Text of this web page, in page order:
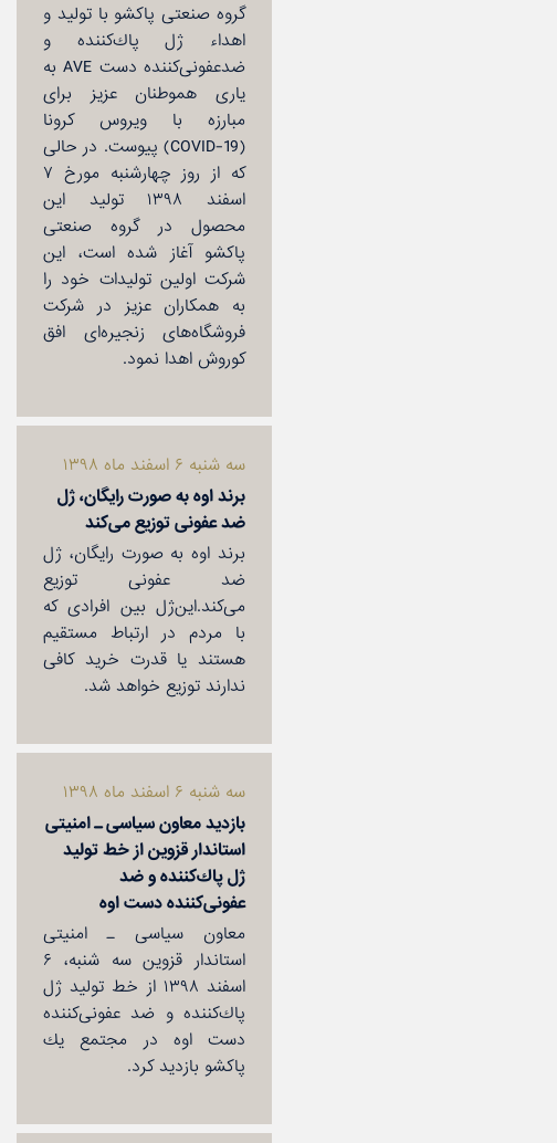
گروه صنعتی پاكشو با تولید و
اهداء ژل پاك‌كننده و
ضدعفونی‌كننده دست AVE به
یاری هموطنان عزیز برای
مبارزه با ویروس كرونا
(COVID-19) پیوست. در حالی
كه از روز چهارشنبه مورخ ۷
اسفند ۱۳۹۸ تولید این
محصول در گروه صنعتی
پاكشو آغاز شده است، این
شركت اولین تولیدات خود را
به همكاران عزیز در شركت
فروشگاه‌های زنجیره‌ای افق
كوروش اهدا نمود.
سه شنبه ۶ اسفند ماه ۱۳۹۸
برند اوه به صورت رایگان،‌ ژل
ضد عفونی توزیع می‌كند
برند اوه به صورت رایگان،‌ ژل
ضد عفونی توزیع
می‌كند.این‌ژل بین افرادی كه
با مردم در ارتباط مستقیم
هستند یا قدرت خرید كافی
ندارند توزیع خواهد شد.
سه شنبه ۶ اسفند ماه ۱۳۹۸
بازدید معاون سیاسی ـ امنیتی
استاندار قزوین از خط تولید
ژل پاك‌كننده و ضد
عفونی‌كننده دست اوه
معاون سیاسی ـ امنیتی
استاندار قزوین سه شنبه، ۶
اسفند ۱۳۹۸ از خط تولید ژل
پاك‌كننده و ضد عفونی‌كننده
دست اوه در مجتمع یك
پاكشو بازدید كرد.